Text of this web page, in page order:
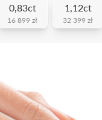
0,83ct
16 899 zł
1,12ct
32 399 zł